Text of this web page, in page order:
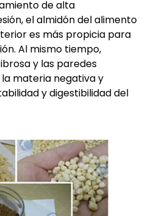
de alta
el almidón del alimento
es más propicia para
Al mismo tiempo,
y las paredes
materia negativa y
y digestibilidad del